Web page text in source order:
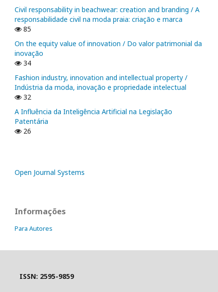
Civil responsability in beachwear: creation and branding / A
responsabilidade civil na moda praia: criação e marca
85
On the equity value of innovation / Do valor patrimonial da
inovação
34
Fashion industry, innovation and intellectual property /
Indústria da moda, inovação e propriedade intelectual
32
A Influência da Inteligência Artificial na Legislação
Patentária
26
Open Journal Systems
Informações
Para Autores
ISSN: 2595-9859